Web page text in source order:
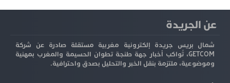
عن الجريدة
شمال بريس جريدة إلكترونية مغربية مستقلة صادرة عن شركة
GETCOM، تُواكب أخبار جهة طنجة تطوان الحسيمة والمغرب بمهنية
وموضوعية، ملتزمة بنقل الخبر والتحليل بصدق واحترافية.